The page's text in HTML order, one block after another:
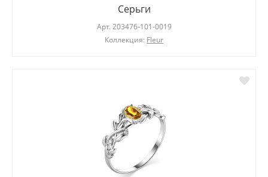
Серьги
Арт. 203476-101-0019
Коллекция: Fleur